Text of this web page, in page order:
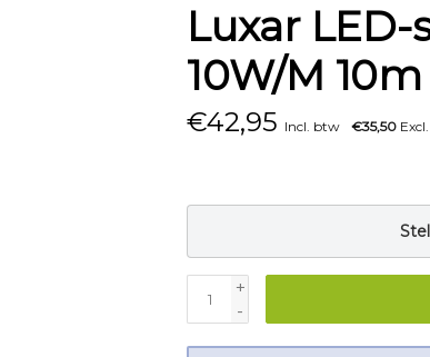
Luxar LED-
10W/M
€42,95 Incl. btw €35,50
+
-